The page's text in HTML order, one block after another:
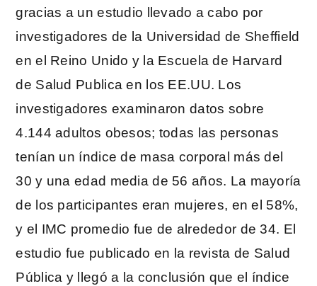
gracias a un estudio llevado a cabo por
investigadores de la Universidad de Sheffield
en el Reino Unido y la Escuela de Harvard
de Salud Publica en los EE.UU. Los
investigadores examinaron datos sobre
4.144 adultos obesos; todas las personas
tenían un índice de masa corporal más del
30 y una edad media de 56 años. La mayoría
de los participantes eran mujeres, en el 58%,
y el IMC promedio fue de alrededor de 34. El
estudio fue publicado en la revista de Salud
Pública y llegó a la conclusión que el índice